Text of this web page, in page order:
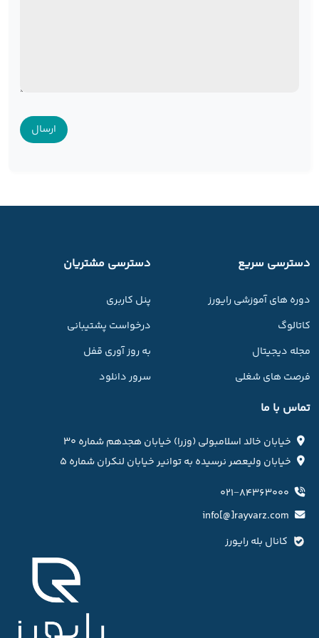
دسترسی سریع
دوره های آموزشی رایورز
کاتالوگ
مجله دیجیتال
فرصت های شغلی
دسترسی مشتریان
پنل کاربری
درخواست پشتیبانی
به روز آوری قفل
سرور دانلود
تماس با ما
خیابان خالد اسلامبولی (وزرا) خیابان هجدهم شماره ۳۰
خیابان ولیعصر نرسیده به توانیر خیابان لنکران شماره ۵
۰۲۱−۸۴۳۶۳۰۰۰
info[@]rayvarz.com
کانال بله رایورز